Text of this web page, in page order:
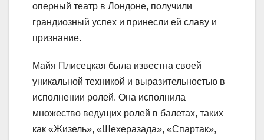
оперный театр в Лондоне, получили
грандиозный успех и принесли ей славу и
признание.
Майя Плисецкая была известна своей
уникальной техникой и выразительностью в
исполнении ролей. Она исполнила
множество ведущих ролей в балетах, таких
как «Жизель», «Шехеразада», «Спартак»,